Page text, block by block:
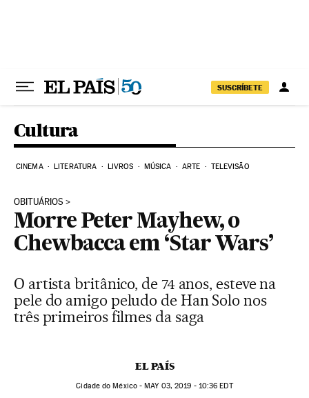
SUSCRÍBETE
Cultura
CINEMA LITERATURA LIVROS MÚSICA ARTE TELEVISÃO
OBITUÁRIOS
Morre Peter Mayhew, o
Chewbacca em ‘Star Wars’
O artista britânico, de 74 anos, esteve na
pele do amigo peludo de Han Solo nos
três primeiros filmes da saga
EL PAÍS
Cidade do México -MAY03, 2019 - 10:36 EDT